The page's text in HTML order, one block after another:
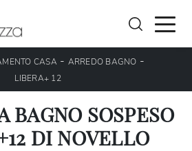
CASA- ARREDO BAGNO -
LIBERA+ 12
BAGNO SOSPESO
DI NOVELLO